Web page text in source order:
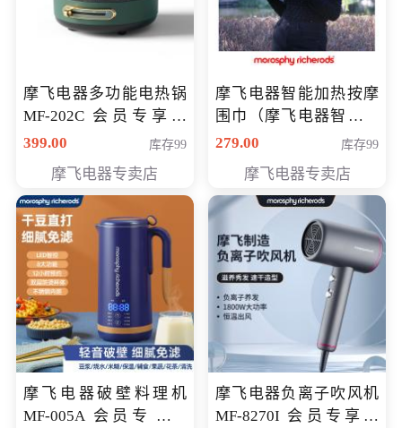
摩飞电器多功能电热锅
MF-202C 会员专享价
269元
399.00 库存99
摩飞电器专卖店
摩飞电器智能加热按摩
围巾（摩飞电器智能加
热按摩围脖） 会员专享
279.00 库存99
摩飞电器专卖店
摩飞电器破壁料理机
MF-005A 会员专享价
摩飞电器负离子吹风机
MF-8270I 会员专享价